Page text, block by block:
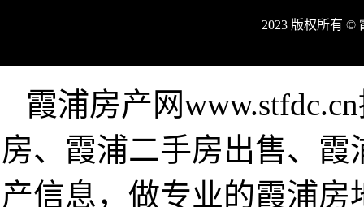
2023 版权所有 ©
霞浦房产网
房、霞浦二手房出售、
产信息，做专业的霞浦